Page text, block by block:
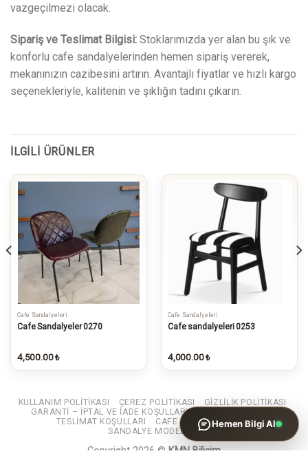
vazgeçilmezi olacak.
Sipariş ve Teslimat Bilgisi: Stoklarımızda yer alan bu şık ve
konforlu cafe sandalyelerinden hemen sipariş vererek,
mekanınızın cazibesini artırın. Avantajlı fiyatlar ve hızlı kargo
seçenekleriyle, kalitenin ve şıklığın tadını çıkarın.
İLGILI ÜRÜNLER
Cafe Sandalyeleri
Cafe Sandalyeler 0270
4,500.00₺
Cafe Sandalyeleri
Cafe sandalyeleri 0253
4,000.00₺
KULLANIM POLITIKASI ÇEREZ POLITIKASI
GIZLILIK POLITIKASI
GARANTI – IPTAL VE IADE KOŞULLARI
TESLIMAT KOŞULLARI
CAFE MASA SANDALYE
SANDALYE MODELLERI
Copyright 2026 © KMN Bilişim
WhatsApp ile Bilgi Al
İncelediğiniz ürünün bilgilerini
Hemen Bilgi Al